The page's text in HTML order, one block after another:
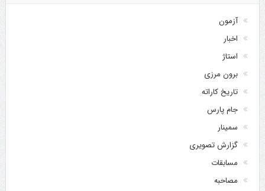
آزمون
اخبار
استاژ
برون مرزی
تاریخ کاراته
جام پارس
سمینار
گزارش تصویری
مسابقات
مصاحبه